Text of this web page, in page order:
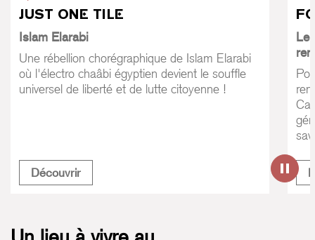
Mahraganat
JUST ONE TILE
Islam Elarabi
Une rébellion chorégraphique de Islam Elarabi
où l'électro chaâbi égyptien devient le souffle
universel de liberté et de lutte citoyenne !
DécouvrirJust One Tile
Le